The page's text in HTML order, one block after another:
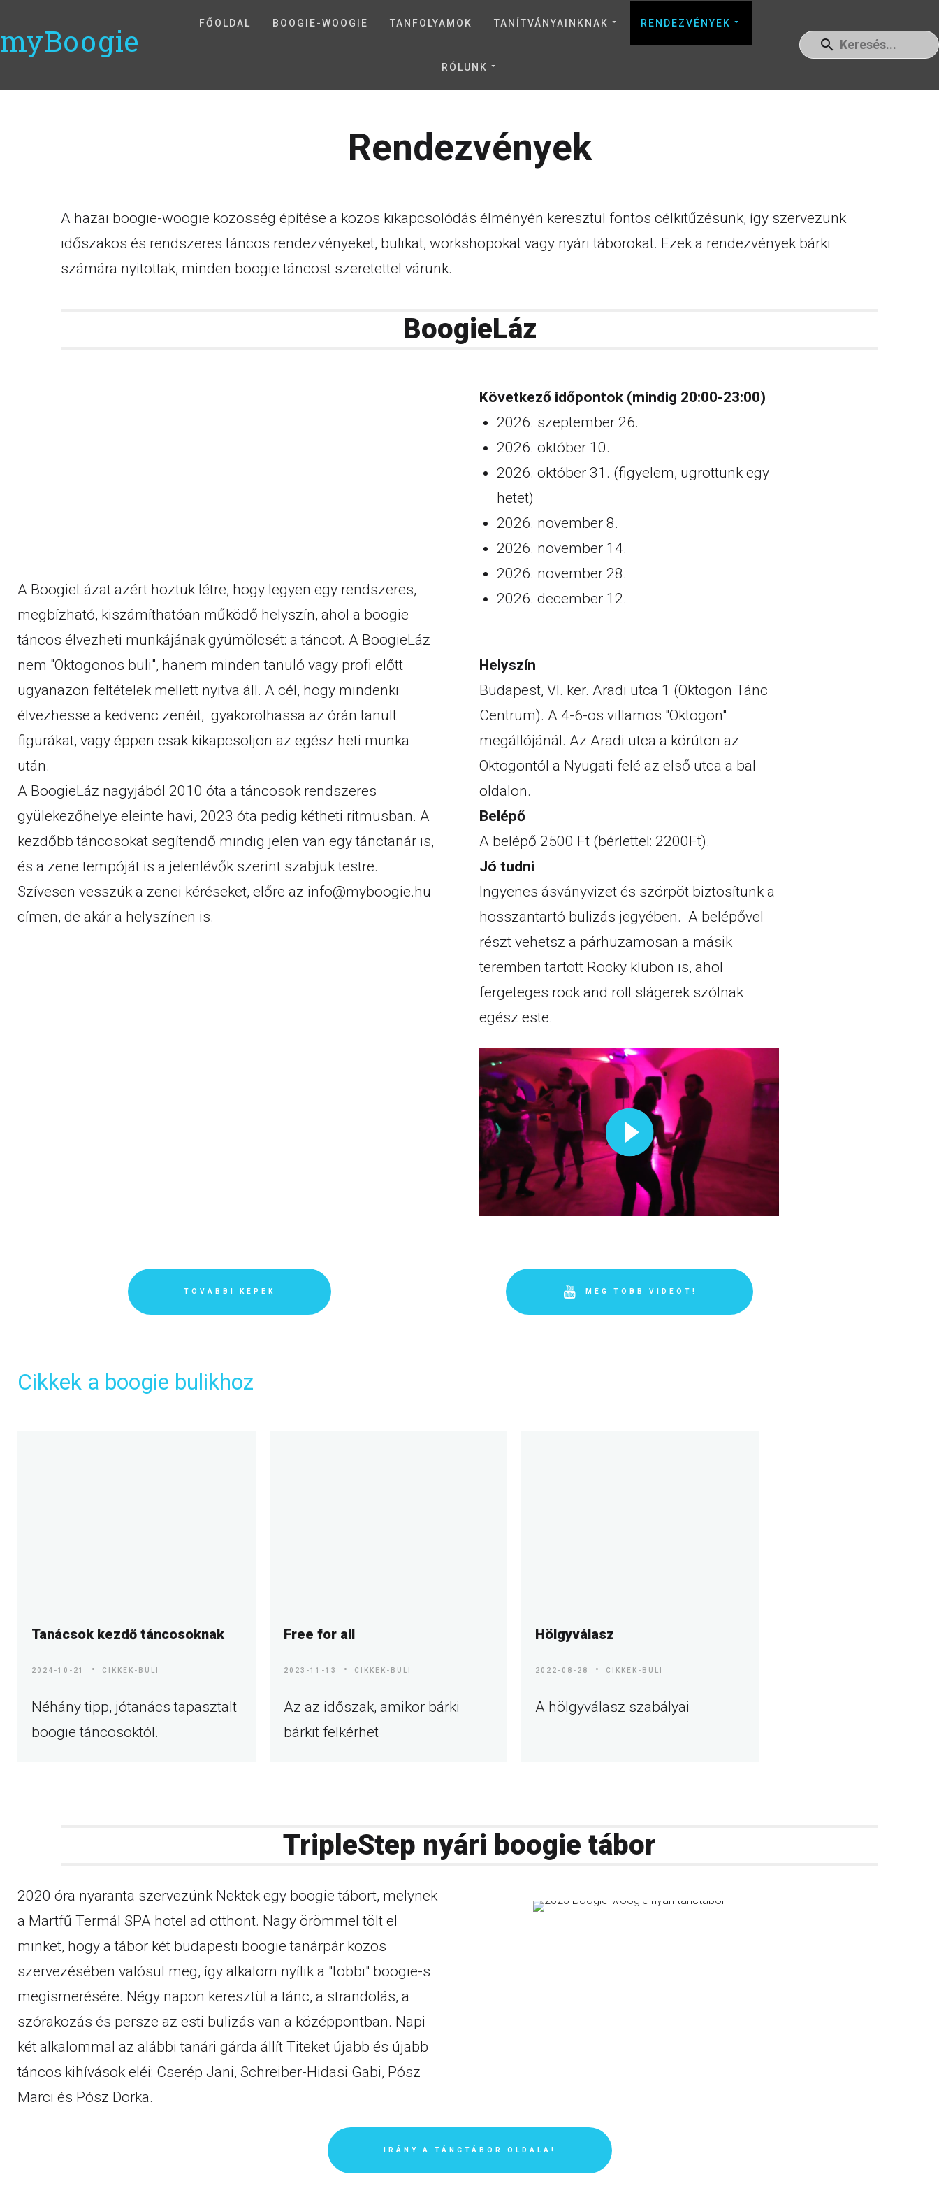
myBoogie FŐOLDAL BOOGIE-WOOGIE TANFOLYAMOK TANÍTVÁNYAINKNAK RENDEZVÉNYEK
RÓLUNK
Rendezvények
A hazai boogie-woogie közösség építése a közös kikapcsolódás élményén keresztül fontos célkitűzésünk, így szervezünk
időszakos és rendszeres táncos rendezvényeket, bulikat, workshopokat vagy nyári táborokat. Ezek a rendezvények bárki
számára nyitottak, minden boogie táncost szeretettel várunk.
BoogieLáz
A BoogieLázat azért hoztuk létre, hogy legyen egy rendszeres,
megbízható, kiszámíthatóan működő helyszín, ahol a boogie
táncos élvezheti munkájának gyümölcsét: a táncot. A BoogieLáz
nem "Oktogonos buli", hanem minden tanuló vagy profi előtt
ugyanazon feltételek mellett nyitva áll. A cél, hogy mindenki
élvezhesse a kedvenc zenéit, gyakorolhassa az órán tanult
figurákat, vagy éppen csak kikapcsoljon az egész heti munka
után.
A BoogieLáz nagyjából 2010 óta a táncosok rendszeres
gyülekezőhelye eleinte havi, 2023 óta pedig kétheti ritmusban. A
kezdőbb táncosokat segítendő mindig jelen van egy tánctanár is,
és a zene tempóját is a jelenlévők szerint szabjuk testre.
Szívesen vesszük a zenei kéréseket, előre az info@myboogie.hu
címen, de akár a helyszínen is.
Következő időpontok (mindig 20:00-23:00)
2026. szeptember 26.
2026. október 10.
2026. október 31. (figyelem, ugrottunk egy
hetet)
2026. november 8.
2026. november 14.
2026. november 28.
2026. december 12.
Helyszín
Budapest, VI. ker. Aradi utca 1 (Oktogon Tánc
Centrum). A 4-6-os villamos "Oktogon"
megállójánál. Az Aradi utca a körúton az
Oktogontól a Nyugati felé az első utca a bal
oldalon.
Belépő
A belépő 2500 Ft (bérlettel: 2200Ft).
Jó tudni
Ingyenes ásványvizet és szörpöt biztosítunk a
hosszantartó bulizás jegyében. A belépővel
részt vehetsz a párhuzamosan a másik
teremben tartott Rocky klubon is, ahol
fergeteges rock and roll slágerek szólnak
egész este.
TOVÁBBI KÉPEK MÉG TÖBB VIDEÓT!
Cikkek a boogie bulikhoz
Tanácsok kezdő táncosoknak
2024-10-21 CIKKEK-BULI
Néhány tipp, jótanács tapasztalt
boogie táncosoktól.
Free for all
2023-11-13 CIKKEK-BULI
Az az időszak, amikor bárki
bárkit felkérhet
Hölgyválasz
2022-08-28 CIKKEK-BULI
A hölgyválasz szabályai
TripleStep nyári boogie tábor
2020 óra nyaranta szervezünk Nektek egy boogie tábort, melynek
a Martfű Termál SPA hotel ad otthont. Nagy örömmel tölt el
minket, hogy a tábor két budapesti boogie tanárpár közös
szervezésében valósul meg, így alkalom nyílik a "többi" boogie-s
megismerésére. Négy napon keresztül a tánc, a strandolás, a
szórakozás és persze az esti bulizás van a középpontban. Napi
két alkalommal az alábbi tanári gárda állít Titeket újabb és újabb
táncos kihívások eléi: Cserép Jani, Schreiber-Hidasi Gabi, Pósz
Marci és Pósz Dorka.
IRÁNY A TÁNCTÁBOR OLDALA!